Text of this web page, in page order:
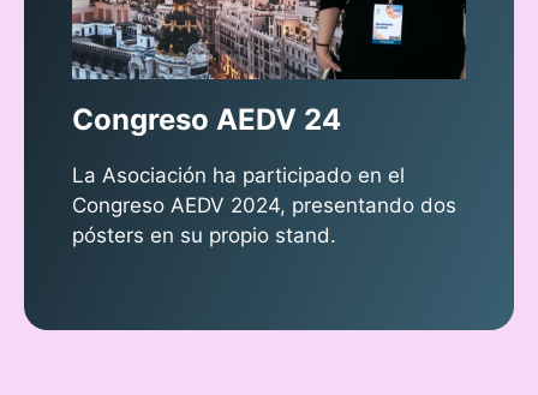
Congreso AEDV 24
La Asociación ha participado en el
Congreso AEDV 2024, presentando dos
pósters en su propio stand.